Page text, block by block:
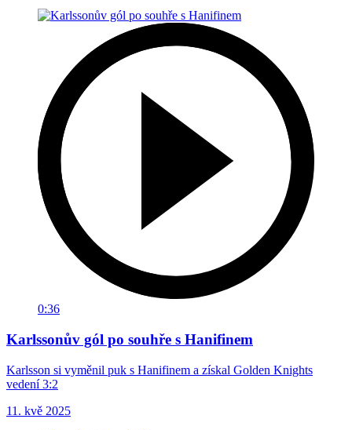
0:36
Karlssonův gól po souhře s Hanifinem
Karlsson si vyměnil puk s Hanifinem a získal Golden Knights
vedení 3:2
11. kvě 2025